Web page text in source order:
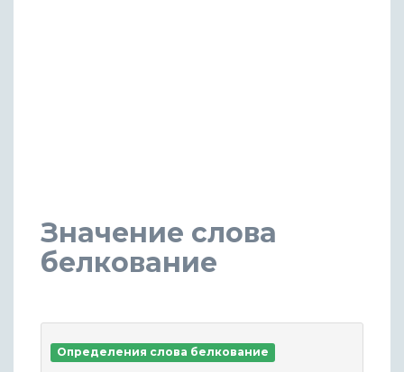
Значение слова
белкование
Определения слова белкование